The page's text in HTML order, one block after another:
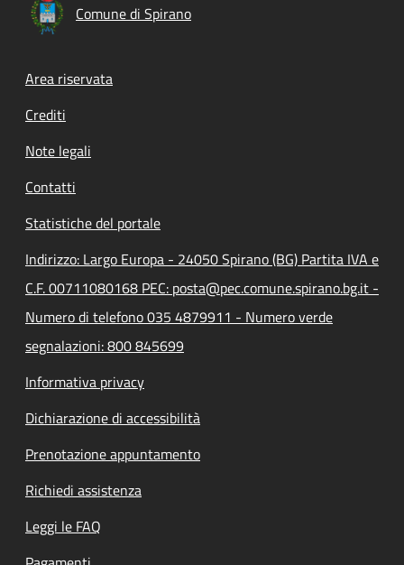
Comune di Spirano
Footer menu
Area riservata
Crediti
Note legali
Contatti
Statistiche del portale
Indirizzo: Largo Europa - 24050 Spirano (BG) Partita IVA e
C.F. 00711080168 PEC: posta@pec.comune.spirano.bg.it -
Numero di telefono 035 4879911 - Numero verde
segnalazioni: 800 845699
Informativa privacy
Dichiarazione di accessibilità
Prenotazione appuntamento
Richiedi assistenza
Leggi le FAQ